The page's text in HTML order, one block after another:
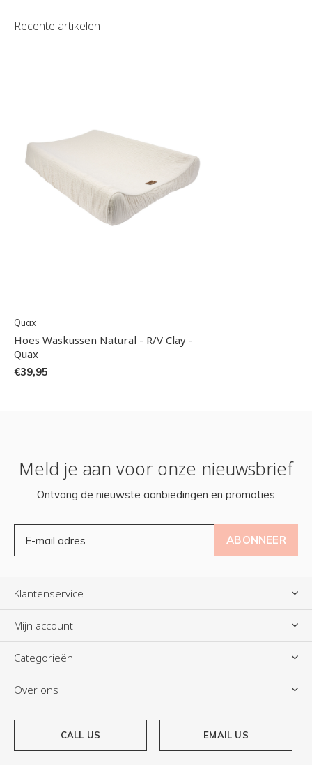
Recente artikelen
Quax
Hoes Waskussen Natural - R/V Clay -
Quax
€39,95
Meld je aan voor onze nieuwsbrief
Ontvang de nieuwste aanbiedingen en promoties
ABONNEER
Klantenservice
Mijn account
Categorieën
Over ons
CALL US EMAIL US